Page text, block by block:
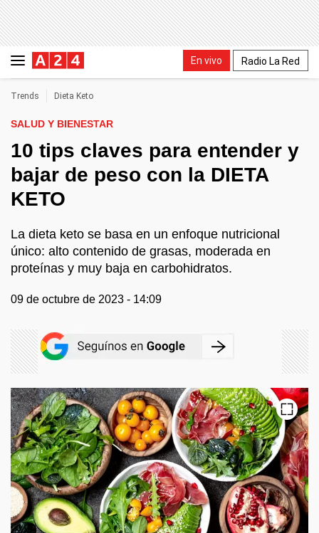
En vivo Radio La Red
Trends Dieta Keto
SALUD Y BIENESTAR
10 tips claves para entender y
bajar de peso con la DIETA
KETO
La dieta keto se basa en un enfoque nutricional
único: alto contenido de grasas, moderada en
proteínas y muy baja en carbohidratos.
09 de octubre de 2023 - 14:09